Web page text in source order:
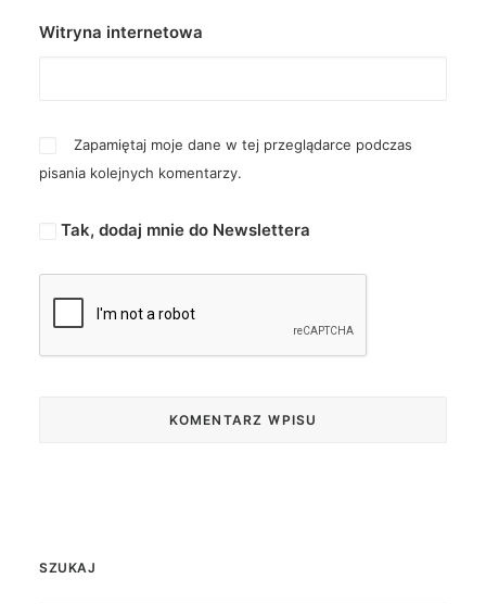
Witryna internetowa
Zapamiętaj moje dane w tej przeglądarce podczas
pisania kolejnych komentarzy.
Tak, dodaj mnie do Newslettera
SZUKAJ